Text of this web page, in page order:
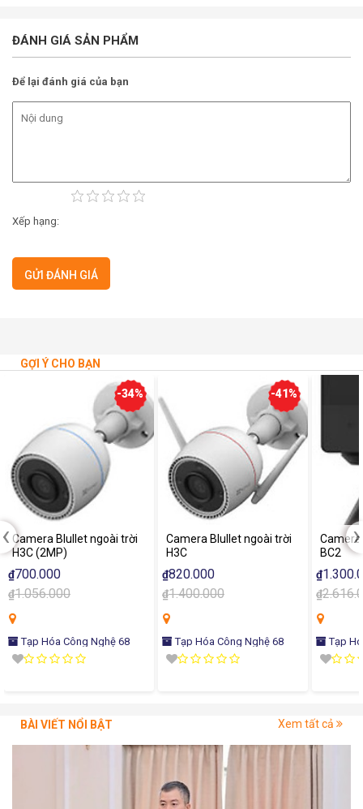
ĐÁNH GIÁ SẢN PHẨM
Để lại đánh giá của bạn
Xếp hạng:
GỢI Ý CHO BẠN
-34%
Camera Blullet ngoài trời
H3C (2MP)
₫700.000
₫1.056.000
Tạp Hóa Công Nghệ 68
-41%
Camera Blullet ngoài trời
H3C
₫820.000
₫1.400.000
Tạp Hóa Công Nghệ 68
BC2
₫
₫
Tạp
‹ ›
BÀI VIẾT NỔI BẬT Xem tất cả